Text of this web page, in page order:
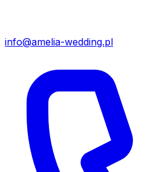
info@amelia-wedding.pl